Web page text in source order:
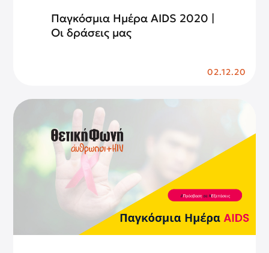
Παγκόσμια Ημέρα AIDS 2020 |
Οι δράσεις μας
02.12.20